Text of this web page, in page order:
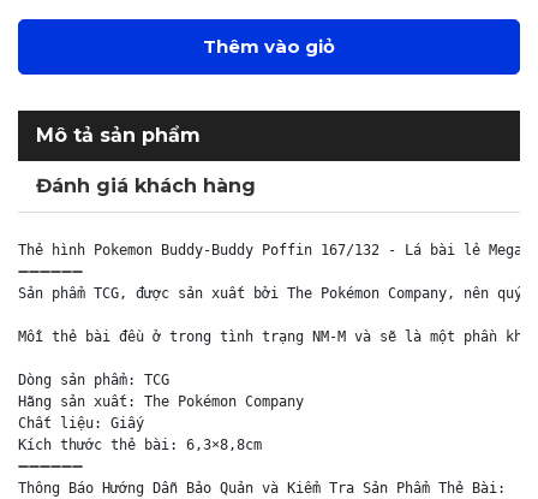
Thêm vào giỏ
Mô tả sản phẩm
Đánh giá khách hàng
Thẻ hình Pokemon Buddy-Buddy Poffin 167/132 - Lá bài lẻ
➖➖➖➖➖➖
Sản phẩm TCG, được sản xuất bởi The Pokémon Company,
Mỗi thẻ bài đều ở trong tình trạng NM-M và sẽ là một phần
Dòng sản phẩm: TCG
Hãng sản xuất: The Pokémon Company
Chất liệu: Giấy
Kích thước thẻ bài: 6,3×8,8cm
➖➖➖➖➖➖
Thông Báo Hướng Dẫn Bảo Quản và Kiểm Tra Sản Phẩm Thẻ Bài: